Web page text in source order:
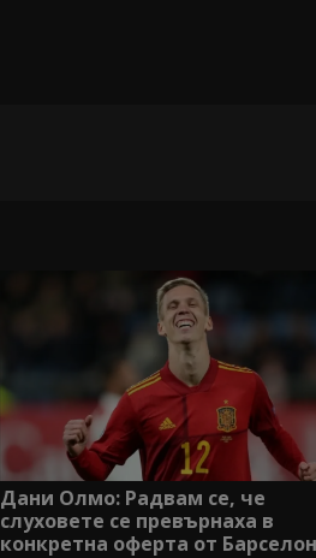
Дани Олмо: Радвам се, че
слуховете се превърнаха в
конкретна оферта от